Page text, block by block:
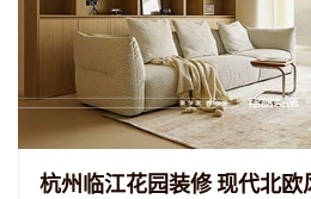
杭州临江花园装修 现代北